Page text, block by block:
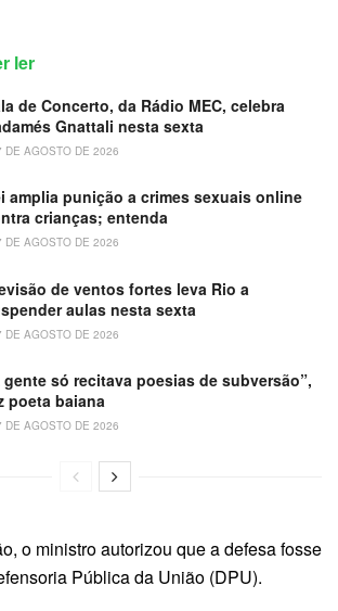
ler
de Concerto, da Rádio MEC, celebra
Gnattali nesta sexta
DE AGOSTO DE 2026
amplia punição a crimes sexuais online
crianças; entenda
DE AGOSTO DE 2026
de ventos fortes leva Rio a
aulas nesta sexta
DE AGOSTO DE 2026
gente só recitava poesias de subversão”,
poeta baiana
DE AGOSTO DE 2026
o ministro autorizou que a defesa fosse
Pública da União (DPU).